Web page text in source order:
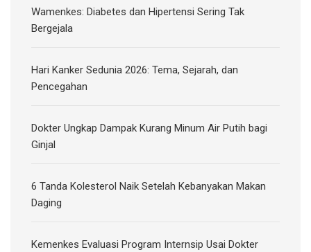
Wamenkes: Diabetes dan Hipertensi Sering Tak
Bergejala
Hari Kanker Sedunia 2026: Tema, Sejarah, dan
Pencegahan
Dokter Ungkap Dampak Kurang Minum Air Putih bagi
Ginjal
6 Tanda Kolesterol Naik Setelah Kebanyakan Makan
Daging
Kemenkes Evaluasi Program Internsip Usai Dokter